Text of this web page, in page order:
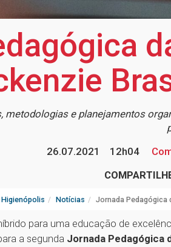
metodologias e planejamentos
26.07.2021
12h04
Notícias Jornada Pedagógica
para uma educação de
a segunda Jornada Pedagógica